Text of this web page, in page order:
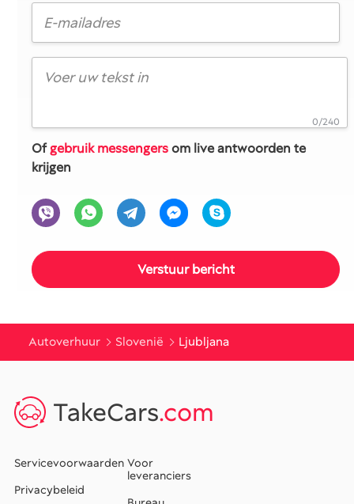
Ofgebruik messengersom live antwoorden te
krijgen
0/240
Autoverhuur Slovenië Ljubljana
TakeCars.com
Servicevoorwaarden
Privacybeleid
Voor
leveranciers